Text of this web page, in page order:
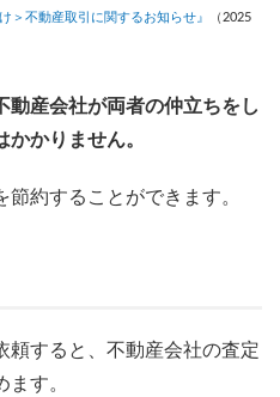
＞不動産取引に関するお知らせ』 （2025
動産会社が両者の仲立ちをし
かりません。
約することができます。
頼すると、不動産会社の査定
す。